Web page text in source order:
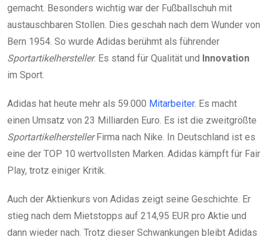
gemacht. Besonders wichtig war der Fußballschuh mit
austauschbaren Stollen. Dies geschah nach dem Wunder von
Bern 1954. So wurde Adidas berühmt als führender
Sportartikelhersteller. Es stand für Qualität und Innovation
im Sport.
Adidas hat heute mehr als 59.000 Mitarbeiter. Es macht
einen Umsatz von 23 Milliarden Euro. Es ist die zweitgrößte
SportartikelherstellerFirma nach Nike. In Deutschland ist es
eine der TOP 10 wertvollsten Marken. Adidas kämpft für Fair
Play, trotz einiger Kritik.
Auch der Aktienkurs von Adidas zeigt seine Geschichte. Er
stieg nach dem Mietstopps auf 214,95 EUR pro Aktie und
dann wieder nach. Trotz dieser Schwankungen bleibt Adidas